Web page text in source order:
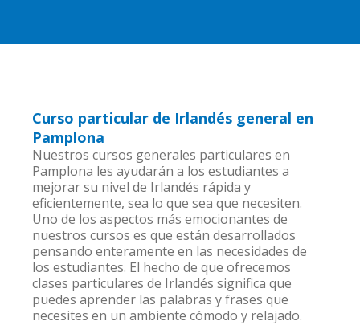
Curso particular de Irlandés general en
Pamplona
Nuestros cursos generales particulares en
Pamplona les ayudarán a los estudiantes a
mejorar su nivel de Irlandés rápida y
eficientemente, sea lo que sea que necesiten.
Uno de los aspectos más emocionantes de
nuestros cursos es que están desarrollados
pensando enteramente en las necesidades de
los estudiantes. El hecho de que ofrecemos
clases particulares de Irlandés significa que
puedes aprender las palabras y frases que
necesites en un ambiente cómodo y relajado.